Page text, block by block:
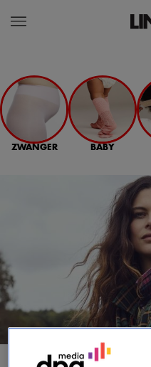
ZWANGER BABY
OUDERSCHAP